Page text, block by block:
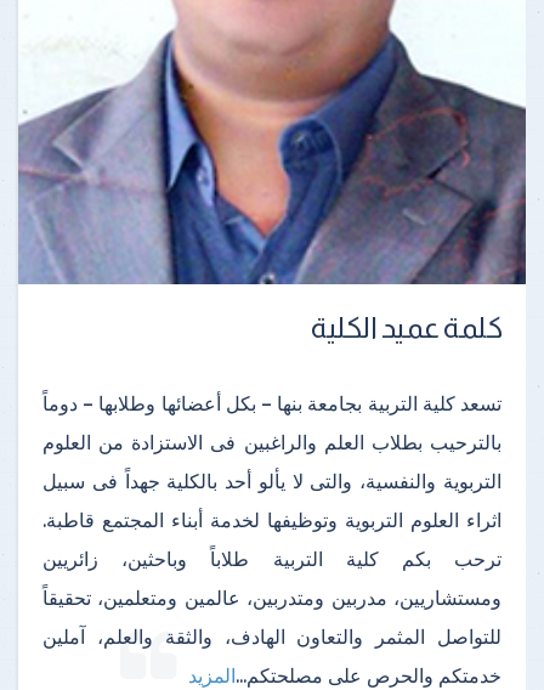
كلمة عميد الكلية
تسعد كلية التربية بجامعة بنها – بكل أعضائها وطلابها – دوماً
بالترحيب بطلاب العلم والراغبين فى الاستزادة من العلوم
التربوية والنفسية، والتى لا يألو أحد بالكلية جهداً فى سبيل
اثراء العلوم التربوية وتوظيفها لخدمة أبناء المجتمع قاطبة.
ترحب بكم كلية التربية طلاباً وباحثين، زائريين
ومستشاريين، مدربين ومتدربين، عالمين ومتعلمين، تحقيقاً
للتواصل المثمر والتعاون الهادف، والثقة والعلم، آملين
خدمتكم والحرص على مصلحتكم...المزيد